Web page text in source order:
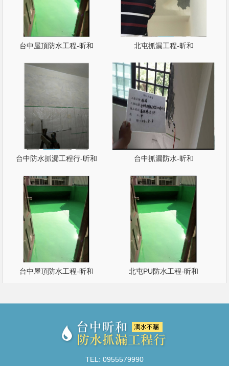
台中屋頂防水工程-昕和 北屯抓漏工程-昕和
台中防水抓漏工程行-昕和 台中抓漏防水-昕和
台中屋頂防水工程-昕和 北屯PU防水工程-昕和
TEL: 0955579990